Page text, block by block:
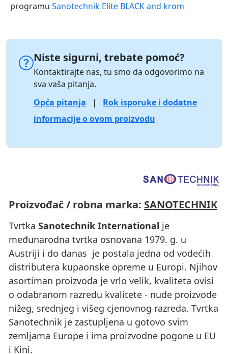
programu Sanotechnik Elite BLACK and krom
Niste sigurni, trebate pomoć?
Kontaktirajte nas, tu smo da odgovorimo na
sva vaša pitanja.
Opća pitanja
|
Rok isporuke i dodatne
informacije o ovom proizvodu
Proizvođač / robna marka: SANOTECHNIK
Tvrtka Sanotechnik International je
međunarodna tvrtka osnovana 1979. g. u
Austriji i do danas je postala jedna od vodećih
distributera kupaonske opreme u Europi. Njihov
asortiman proizvoda je vrlo velik, kvaliteta ovisi
o odabranom razredu kvalitete - nude proizvode
nižeg, srednjeg i višeg cjenovnog razreda. Tvrtka
Sanotechnik je zastupljena u gotovo svim
zemljama Europe i ima proizvodne pogone u EU
i Kini.